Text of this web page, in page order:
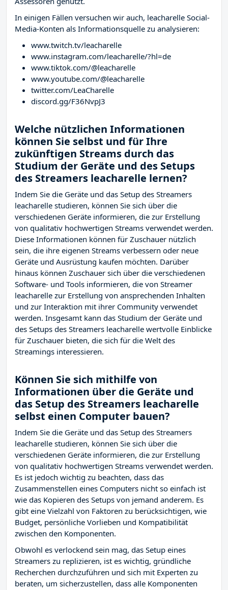
In einigen Fällen versuchen wir auch, leacharelle Social-
Media-Konten als Informationsquelle zu analysieren:
www.twitch.tv/leacharelle
www.instagram.com/leacharelle/?hl=de
www.tiktok.com/@leacharelle
www.youtube.com/@leacharelle
twitter.com/LeaCharelle
discord.gg/F36NvpJ3
Welche nützlichen Informationen
können Sie selbst und für Ihre
zukünftigen Streams durch das
Studium der Geräte und des Setups
des Streamers leacharelle lernen?
Indem Sie die Geräte und das Setup des Streamers
leacharelle studieren, können Sie sich über die
verschiedenen Geräte informieren, die zur Erstellung
von qualitativ hochwertigen Streams verwendet werden.
Diese Informationen können für Zuschauer nützlich
sein, die ihre eigenen Streams verbessern oder neue
Geräte und Ausrüstung kaufen möchten. Darüber
hinaus können Zuschauer sich über die verschiedenen
Software- und Tools informieren, die von Streamer
leacharelle zur Erstellung von ansprechenden Inhalten
und zur Interaktion mit ihrer Community verwendet
werden. Insgesamt kann das Studium der Geräte und
des Setups des Streamers leacharelle wertvolle Einblicke
für Zuschauer bieten, die sich für die Welt des
Streamings interessieren.
Können Sie sich mithilfe von
Informationen über die Geräte und
das Setup des Streamers leacharelle
selbst einen Computer bauen?
Indem Sie die Geräte und das Setup des Streamers
leacharelle studieren, können Sie sich über die
verschiedenen Geräte informieren, die zur Erstellung
von qualitativ hochwertigen Streams verwendet werden.
Es ist jedoch wichtig zu beachten, dass das
Zusammenstellen eines Computers nicht so einfach ist
wie das Kopieren des Setups von jemand anderem. Es
gibt eine Vielzahl von Faktoren zu berücksichtigen, wie
Budget, persönliche Vorlieben und Kompatibilität
zwischen den Komponenten.
Obwohl es verlockend sein mag, das Setup eines
Streamers zu replizieren, ist es wichtig, gründliche
Recherchen durchzuführen und sich mit Experten zu
beraten, um sicherzustellen, dass alle Komponenten